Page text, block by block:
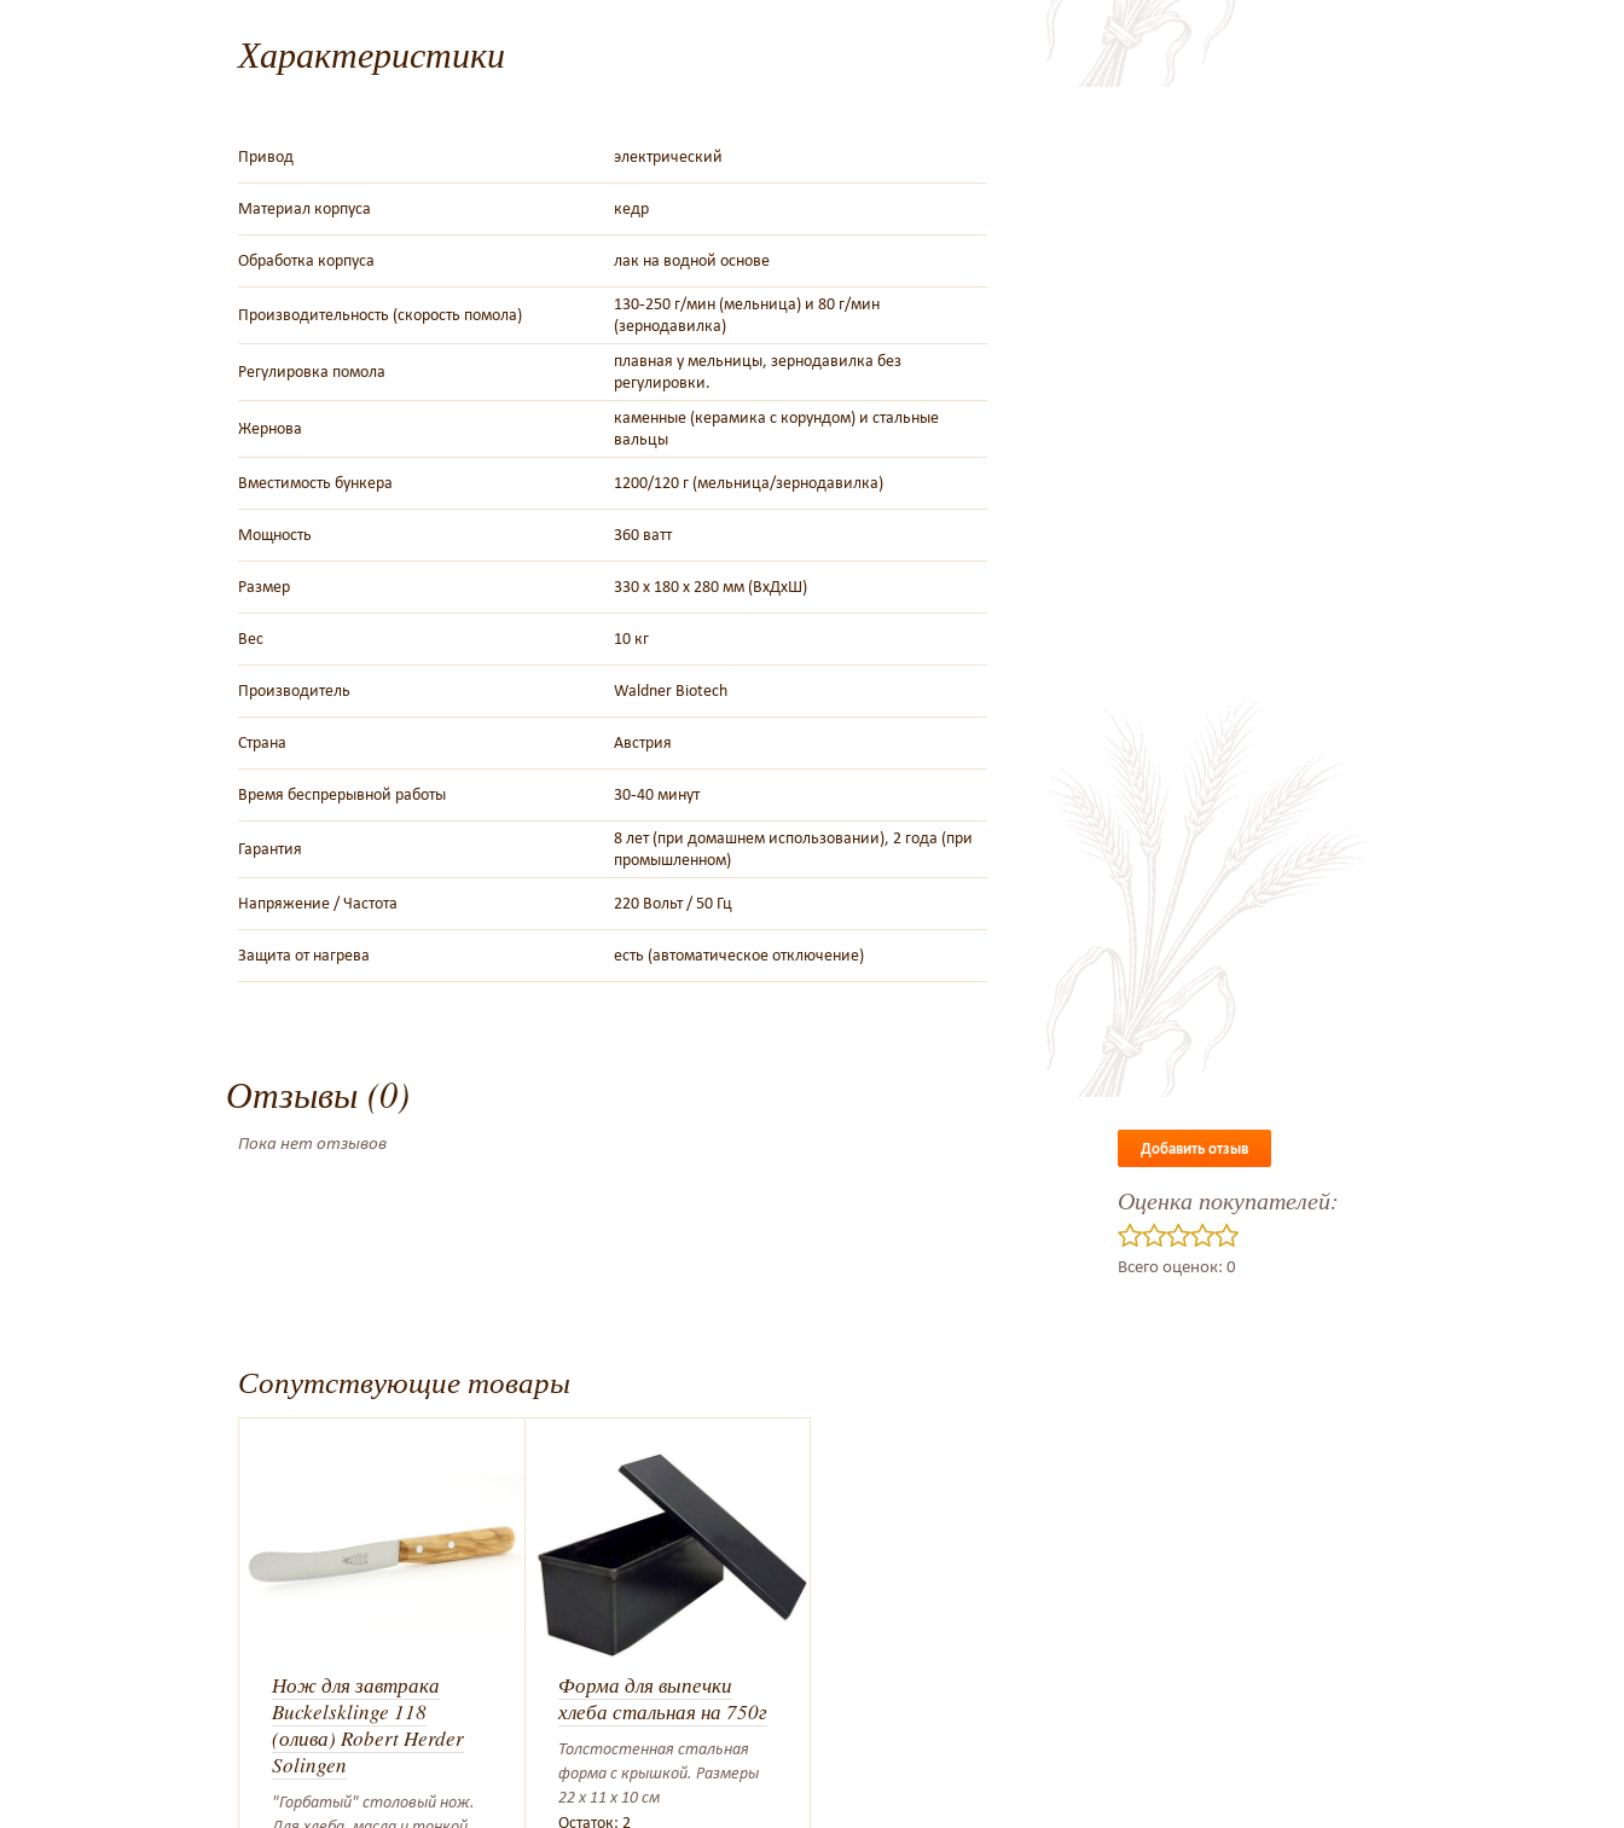
Характеристики
Привод электрический
Материал корпуса кедр
Обработка корпуса лак на водной основе
Производительность (скорость помола)
130-250 г/мин (мельница) и 80 г/мин
(зернодавилка)
Регулировка помола
плавная у мельницы, зернодавилка без
регулировки.
Жернова
каменные (керамика с корундом) и стальные
вальцы
Вместимость бункера 1200/120 г (мельница/зернодавилка)
Мощность 360 ватт
Размер 330 х 180 х 280 мм (ВхДхШ)
Вес 10 кг
Производитель Waldner Biotech
Страна Австрия
Время беспрерывной работы 30-40 минут
Гарантия
8 лет (при домашнем использовании), 2 года (при
промышленном)
Напряжение / Частота 220 Вольт / 50 Гц
Защита от нагрева есть (автоматическое отключение)
Отзывы (0)
Пока нет отзывов Добавить отзыв
Оценка покупателей:
Всего оценок: 0
Сопутствующие товары
Нож для завтрака
Buckelsklinge 118
(олива) Robert Herder
Solingen
"Горбатый" столовый нож.
Форма для выпечки
хлеба стальная на 750г
Толстостенная стальная
форма с крышкой. Размеры
22 x 11 x 10 см
Остаток: 2